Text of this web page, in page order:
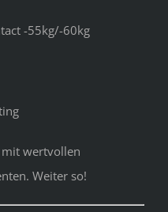
-55kg/-60kg
mit wertvollen
Weiter so!